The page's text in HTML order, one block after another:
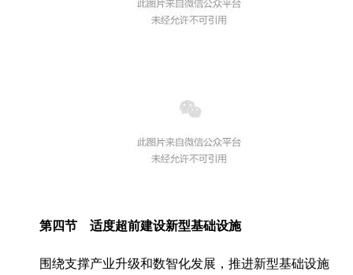
第四节 适度超前建设新型基础设施
围绕支撑产业升级和数智化发展，推进新型基础设施